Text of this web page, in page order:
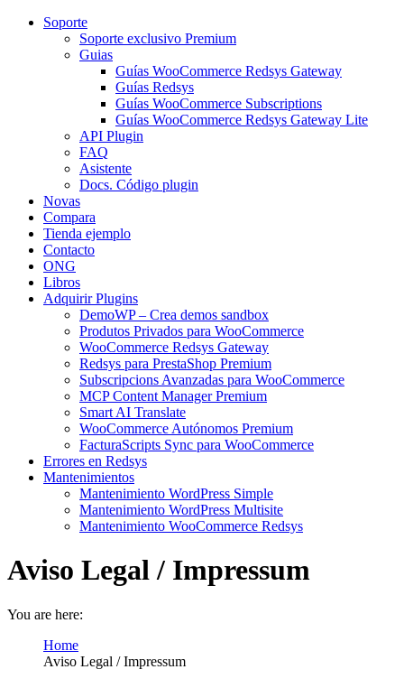
Soporte
Soporte exclusivo Premium
Guias
Guías WooCommerce Redsys Gateway
Guías Redsys
Guías WooCommerce Subscriptions
Guías WooCommerce Redsys Gateway Lite
API Plugin
FAQ
Asistente
Docs. Código plugin
Novas
Compara
Tienda ejemplo
Contacto
ONG
Libros
Adquirir Plugins
DemoWP – Crea demos sandbox
Produtos Privados para WooCommerce
WooCommerce Redsys Gateway
Redsys para PrestaShop Premium
Subscripcions Avanzadas para WooCommerce
MCP Content Manager Premium
Smart AI Translate
WooCommerce Autónomos Premium
FacturaScripts Sync para WooCommerce
Errores en Redsys
Mantenimientos
Mantenimiento WordPress Simple
Mantenimiento WordPress Multisite
Mantenimiento WooCommerce Redsys
Aviso Legal / Impressum
You are here:
Home
Aviso Legal / Impressum